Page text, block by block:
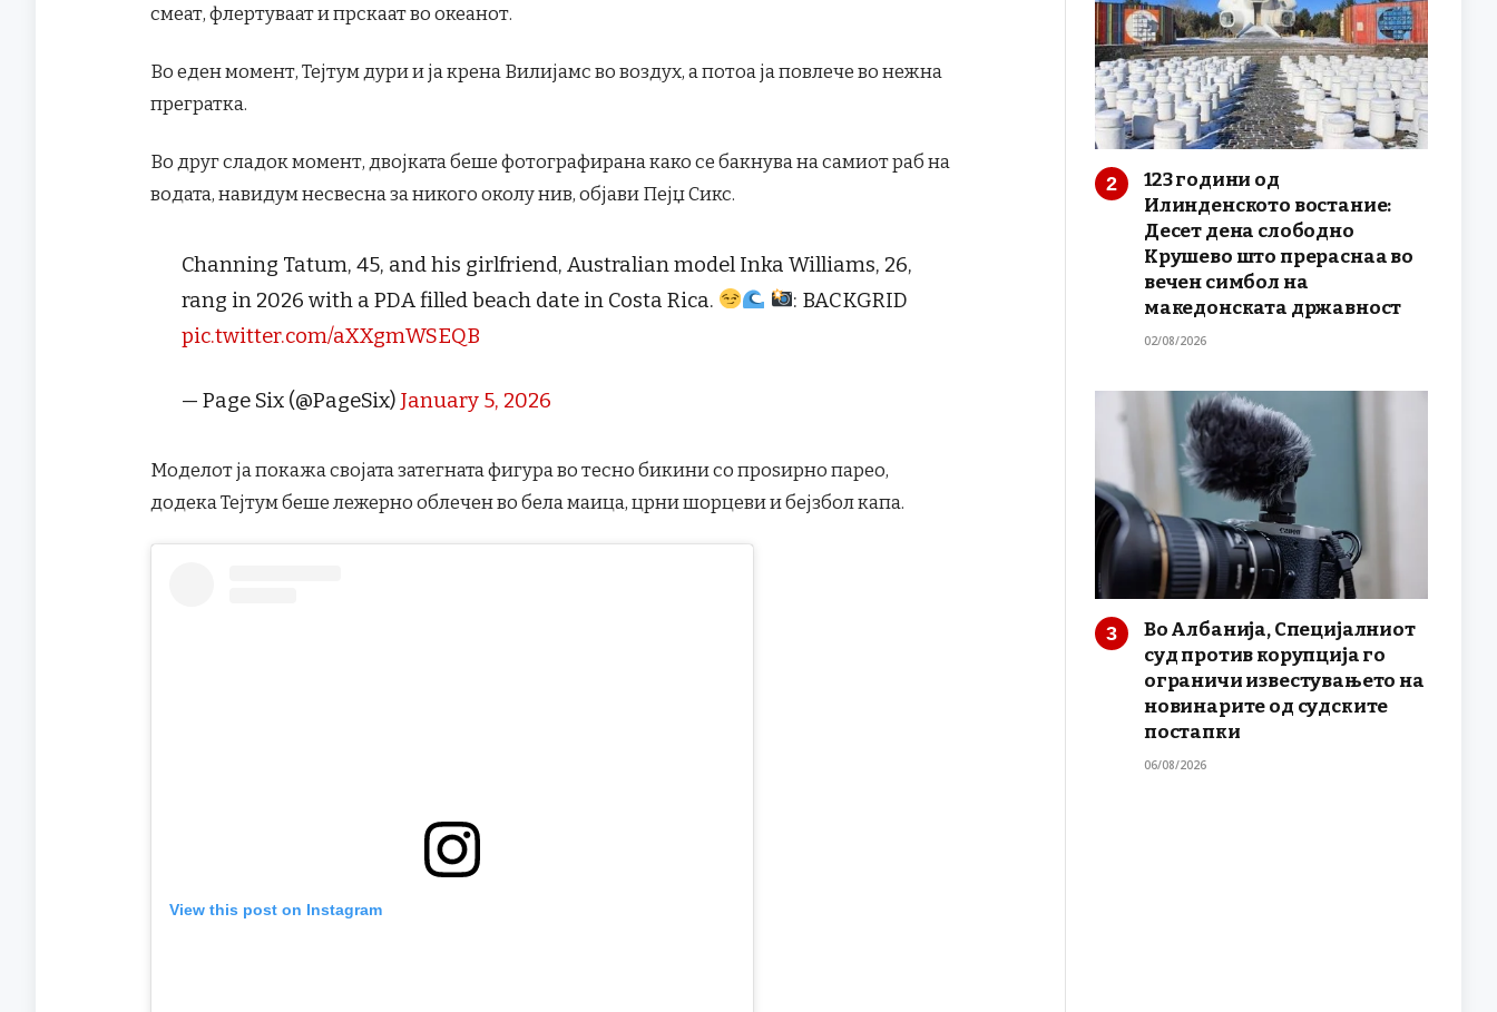
смеат, флертуваат и прскаат во океанот.
Во еден момент, Тејтум дури и ја крена Вилијамс во воздух, а потоа ја повлече во нежна
прегратка.
Во друг сладок момент, двојката беше фотографирана како се бакнува на самиот раб на
водата, навидум несвесна за никого околу нив, објави Пејџ Сикс.
Channing Tatum, 45, and his girlfriend, Australian model Inka Williams, 26,
rang in 2026 with a PDA filled beach date in Costa Rica.
: BACKGRID
pic.twitter.com/aXXgmWSEQB
— Page Six (@PageSix) January 5, 2026
Моделот ја покажа својата затегната фигура во тесно бикини со проѕирно парео,
додека Тејтум беше лежерно облечен во бела маица, црни шорцеви и бејзбол капа.
View this post on Instagram
123 години од
Илинденското востание:
Десет дена слободно
Крушево што прераснаа во
вечен симбол на
македонската државност
02/08/2026
Во Албанија, Специјалниот
суд против корупција го
ограничи известувањето на
новинарите од судските
постапки
06/08/2026